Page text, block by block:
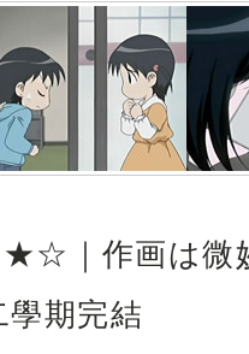
｜作画は微
期完結